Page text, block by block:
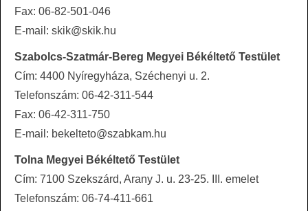
Fax: 06-82-501-046
E-mail: skik@skik.hu
Szabolcs-Szatmár-Bereg Megyei Békéltető Testület
Cím: 4400 Nyíregyháza, Széchenyi u. 2.
Telefonszám: 06-42-311-544
Fax: 06-42-311-750
E-mail: bekelteto@szabkam.hu
Tolna Megyei Békéltető Testület
Cím: 7100 Szekszárd, Arany J. u. 23-25. III. emelet
Telefonszám: 06-74-411-661